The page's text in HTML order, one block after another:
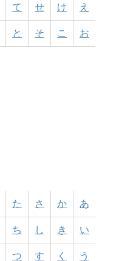
て せ け え
と そ こ お
た さ か あ
ち し き い
つ す く う